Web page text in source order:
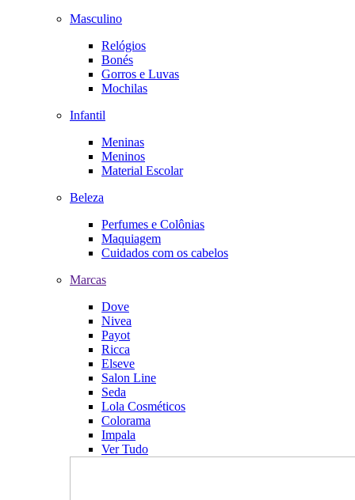
Masculino
Relógios
Bonés
Gorros e Luvas
Mochilas
Infantil
Meninas
Meninos
Material Escolar
Beleza
Perfumes e Colônias
Maquiagem
Cuidados com os cabelos
Marcas
Dove
Nivea
Payot
Ricca
Elseve
Salon Line
Seda
Lola Cosméticos
Colorama
Impala
Ver Tudo